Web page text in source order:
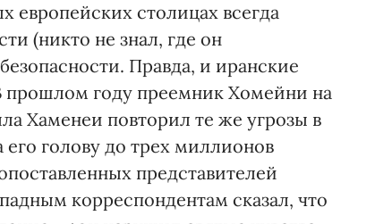
европейских столицах всегда
(никто не знал, где он
Правда, и иранские
прошлом году преемник Хомейни на
Хаменеи повторил те же угрозы в
его голову до трех миллионов
представителей
корреспондентам сказал, что